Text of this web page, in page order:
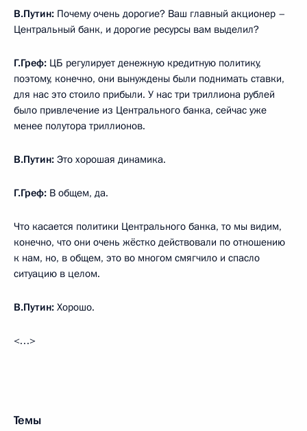
В.Путин: Почему очень дорогие? Ваш главный акционер –
Центральный банк, и дорогие ресурсы вам выделил?
Г.Греф: ЦБ регулирует денежную кредитную политику,
поэтому, конечно, они вынуждены были поднимать ставки,
для нас это стоило прибыли. У нас три триллиона рублей
было привлечение из Центрального банка, сейчас уже
менее полутора триллионов.
В.Путин: Это хорошая динамика.
Г.Греф: В общем, да.
Что касается политики Центрального банка, то мы видим,
конечно, что они очень жёстко действовали по отношению
к нам, но, в общем, это во многом смягчило и спасло
ситуацию в целом.
В.Путин: Хорошо.
<…>
Темы